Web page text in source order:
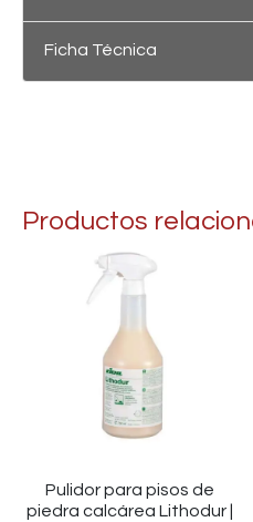
Ficha Técnica
Productos
Pulidor para pisos de
piedra calcárea Lithodur |